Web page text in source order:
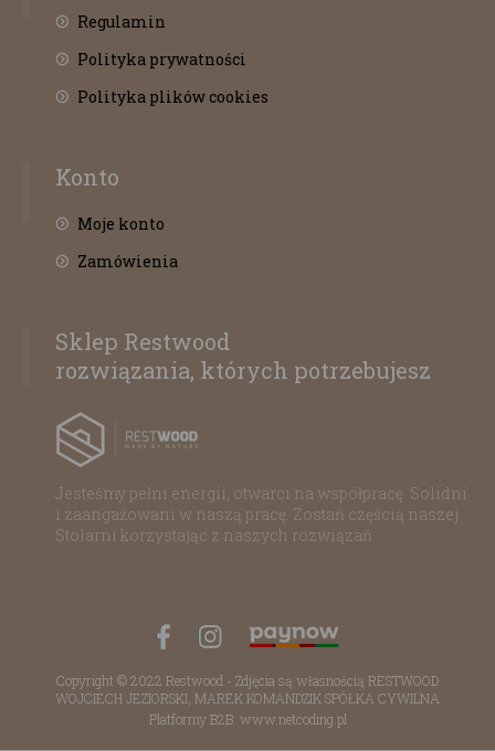
Regulamin
Polityka prywatności
Polityka plików cookies
Konto
Moje konto
Zamówienia
Sklep Restwood
rozwiązania, których potrzebujesz
Jesteśmy pełni energii, otwarci na współpracę. Solidni
i zaangażowani w naszą pracę. Zostań częścią naszej
Stolarni korzystając z naszych rozwiązań
Copyright © 2022 Restwood - Zdjęcia są własnością RESTWOOD
WOJCIECH JEZIORSKI, MAREK KOMANDZIK SPÓŁKA CYWILNA
Platformy B2B: www.netcoding.pl